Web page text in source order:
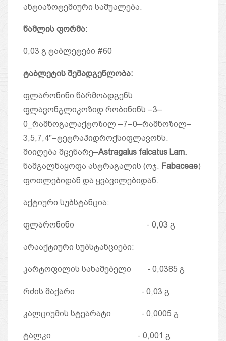
ანტიაზოტემიური საშუალება.
წამლის ფორმა:
0,03 გ ტაბლეტები #60
ტაბლეტის შემადგენლობა:
ფლარონინი წარმოადგენს
ფლავონგლიკოზიდ რობინინს –3–
0_რამნოგალაქტოზილ –7–0–რამნოზილ–
3,5,7,4''–ტეტრაჰიდროქსიფლავონს.
მიიღება მცენარე–Astragalus falcatus Lam.
ნამგალნაყოფა ასტრაგალის (ოჯ. Fabaceae)
ფოთლებიდან და ყვავილებიდან.
აქტიური სუბსტანცია:
ფლარონინი - 0,03 გ
არააქტიური სუბსტანციები:
კარტოფილის სახამებელი - 0,0385 გ
რძის შაქარი - 0,03 გ
კალციუმის სტეარატი - 0,0005 გ
ტალკი - 0,001 გ